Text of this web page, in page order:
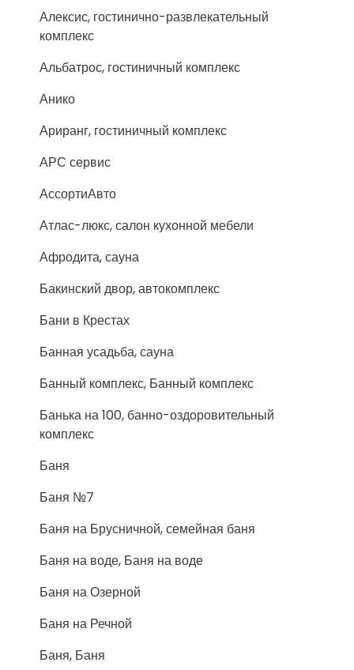
Алексис, гостинично-развлекательный
комплекс
Альбатрос, гостиничный комплекс
Анико
Ариранг, гостиничный комплекс
АРС сервис
АссортиАвто
Атлас-люкс, салон кухонной мебели
Афродита, сауна
Бакинский двор, автокомплекс
Бани в Крестах
Банная усадьба, сауна
Банный комплекс, Банный комплекс
Банька на 100, банно-оздоровительный
комплекс
Баня
Баня №7
Баня на Брусничной, семейная баня
Баня на воде, Баня на воде
Баня на Озерной
Баня на Речной
Баня, Баня